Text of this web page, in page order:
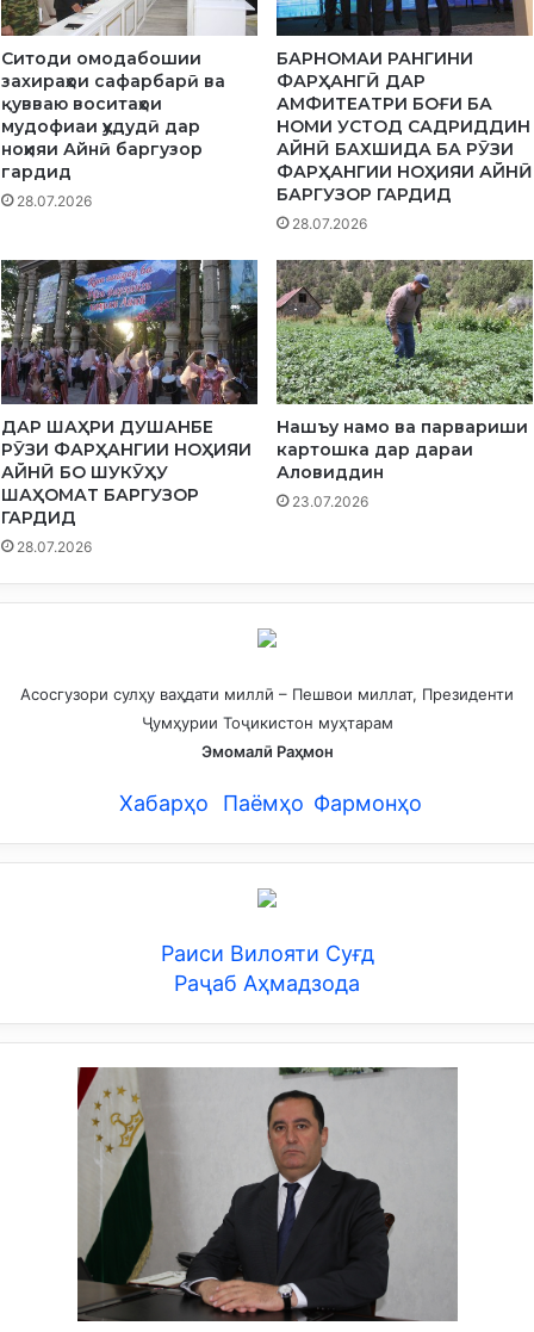
Н
О
Б
П
Н
М
р
н
о
ҳ
и
я
и
А
й
н
ӣ
Ситоди омодабошии
захираҳои сафарбарӣ ва
қувваю воситаҳои
мудофиаи ҳудудӣ дар
ноҳияи Айнӣ баргузор
гардид
28.07.2026
БАРНОМАИ РАНГИНИ
ФАРҲАНГӢ ДАР
АМФИТЕАТРИ БОҒИ БА
НОМИ УСТОД САДРИДДИН
АЙНӢ БАХШИДА БА РӮЗИ
ФАРҲАНГИИ НОҲИЯИ АЙНӢ
БАРГУЗОР ГАРДИД
28.07.2026
ДАР ШАҲРИ ДУШАНБЕ
РӮЗИ ФАРҲАНГИИ НОҲИЯИ
АЙНӢ БО ШУКӮҲУ
ШАҲОМАТ БАРГУЗОР
ГАРДИД
28.07.2026
Нашъу намо ва парвариши
картошка дар дараи
Аловиддин
23.07.2026
Асосгузори сулҳу ваҳдати миллӣ – Пешвои миллат, Президенти
Ҷумҳурии Тоҷикистон муҳтарам
Эмомалӣ Раҳмон
Хабарҳо Паёмҳо Фармонҳо
Раиси Вилояти Суғд
Раҷаб Аҳмадзода